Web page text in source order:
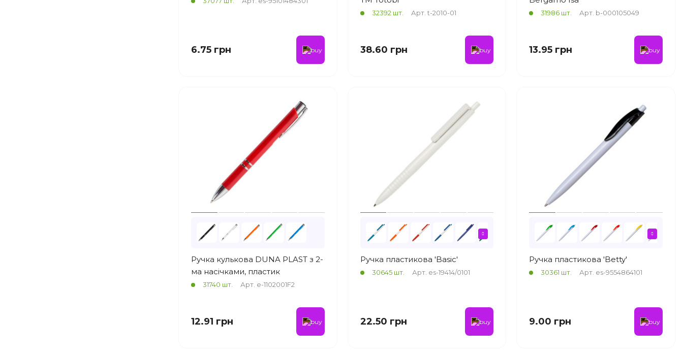
6.75 грн
32392 шт. Арт. t-2010-01
38.60 грн
31986 шт. Арт. b-000105049
13.95 грн
Ручка кулькова DUNA PLAST з 2-
ма насічками, пластик
31740 шт. Арт. e-1102001F2
12.91 грн
Ручка пластикова 'Basic'
30645 шт. Арт. es-19414/0101
22.50 грн
Ручка пластикова 'Betty'
30361 шт. Арт. es-9554864101
9.00 грн